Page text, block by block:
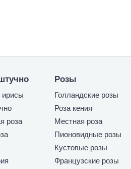
роза
Розы
Голландские розы
Роза кения
Местная роза
Пионовидные розы
Кустовые розы
Французские розы